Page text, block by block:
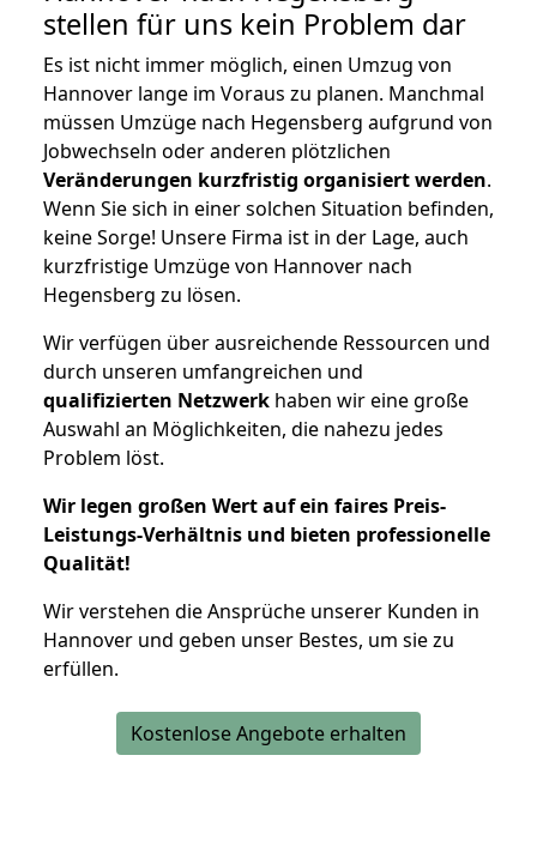
stellen für uns kein Problem dar
Es ist nicht immer möglich, einen Umzug von
Hannover lange im Voraus zu planen. Manchmal
müssen Umzüge nach Hegensberg aufgrund von
Jobwechseln oder anderen plötzlichen
Veränderungen kurzfristig organisiert werden.
Wenn Sie sich in einer solchen Situation befinden,
keine Sorge! Unsere Firma ist in der Lage, auch
kurzfristige Umzüge von Hannover nach
Hegensberg zu lösen.
Wir verfügen über ausreichende Ressourcen und
durch unseren umfangreichen und
qualifizierten Netzwerk haben wir eine große
Auswahl an Möglichkeiten, die nahezu jedes
Problem löst.
Wir legen großen Wert auf ein faires Preis-
Leistungs-Verhältnis und bieten professionelle
Qualität!
Wir verstehen die Ansprüche unserer Kunden in
Hannover und geben unser Bestes, um sie zu
erfüllen.
Kostenlose Angebote erhalten